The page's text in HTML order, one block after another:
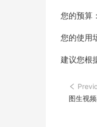
您的预算
您的使用
建议您根
图生视